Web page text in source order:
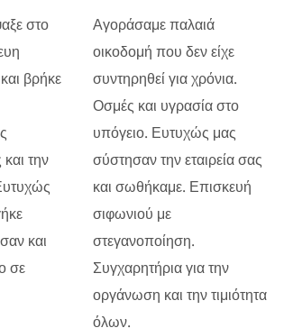
στο
βρήκε
και την
και
σε
Αγοράσαμε παλαιά
οικοδομή που δεν είχε
συντηρηθεί για χρόνια.
Οσμές και υγρασία στο
υπόγειο. Ευτυχώς μας
σύστησαν την εταιρεία σας
και σωθήκαμε. Επισκευή
σιφωνιού με
στεγανοποίηση.
Συγχαρητήρια για την
οργάνωση και την τιμιότητα
όλων.